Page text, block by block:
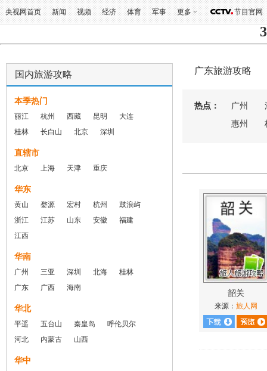
央视网首页 新闻 视频 经济 体育 军事 更多 节目官网
国内旅游攻略
本季热门
丽江 杭州 西藏 昆明
大连
桂林
长白山 北京 深圳
直辖市
北京 上海 天津 重庆
华东
黄山 婺源 宏村 杭州
鼓浪屿
浙江
江苏 山东 安徽
福建
江西
华南
广州 三亚 深圳 北海
桂林
广东
广西 海南
华北
平遥 五台山 秦皇岛
呼伦贝尔
河北
内蒙古 山西
华中
广东旅游攻略
热点： 广州
惠州
韶关
来源： 旅人网